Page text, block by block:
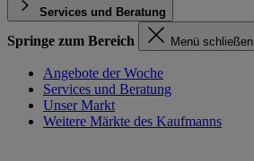
Services und Beratung
Springe zum Bereich Menü schließen
Angebote der Woche
Services und Beratung
Unser Markt
Weitere Märkte des Kaufmanns